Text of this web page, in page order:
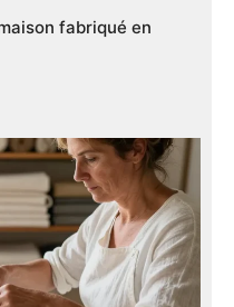
fabriqué en